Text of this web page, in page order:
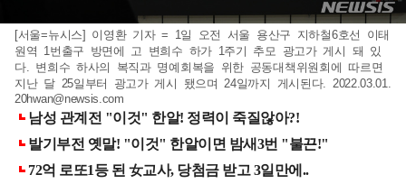
[서울=뉴시스] 이영환 기자 = 1일 오전 서울 용산구 지하철6호선 이태
원역 1번출구 방면에 고 변희수 하가 1주기 추모 광고가 게시 돼 있
다. 변희수 하사의 복직과 명예회복을 위한 공동대책위원회에 따르면
지난 달 25일부터 광고가 게시 됐으며 24일까지 게시된다. 2022.03.01.
20hwan@newsis.com